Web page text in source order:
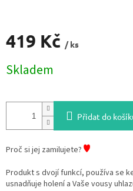
419 Kč / ks
cena:
Skladem
Přidat do
Proč si jej zamilujete? ♥
Produkt s dvojí funkcí, používa se
usnadňuje holení a Vaše vousy